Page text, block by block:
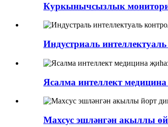
Куркынычсызлык
Индустриаль
Ясалма интеллект
Махсус эшләнгән акыллы